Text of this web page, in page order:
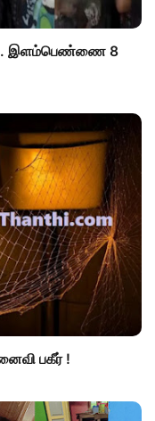
இளம்பெண்ணை 8
பகீர் !